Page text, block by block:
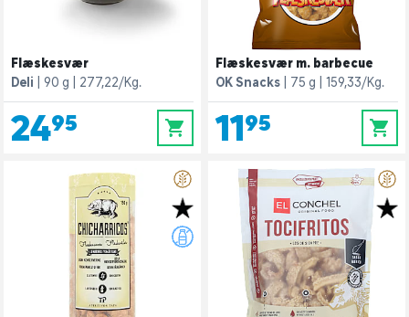
Flæskesvær
Deli
90 g 277,22/Kg.
24,95 0
Flæskesvær m. barbecue
OK Snacks
75 g 159,33/Kg.
11,95 0